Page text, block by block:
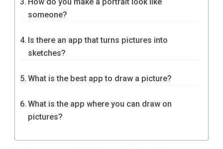
someone?
Is there an app that turns pictures into
sketches?
What is the best app to draw a picture?
What is the app where you can draw on
pictures?